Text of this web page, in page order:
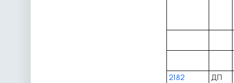
2182 ДП